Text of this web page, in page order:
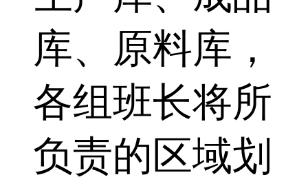
库、原料库，
各组班长将所
负责的区域划